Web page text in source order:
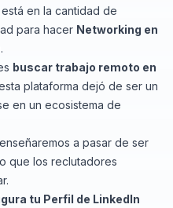
en la cantidad de
para hacer Networking en
buscar trabajo remoto en
plataforma dejó de ser un
en un ecosistema de
enseñaremos a pasar de ser
que los reclutadores
tu Perfil de LinkedIn